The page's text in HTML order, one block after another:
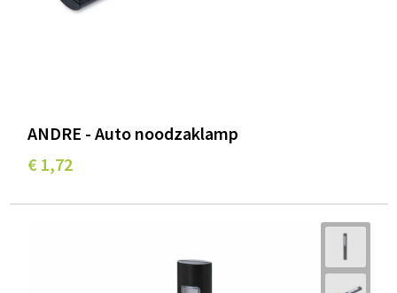
ANDRE - Auto noodzaklamp
€ 1,72